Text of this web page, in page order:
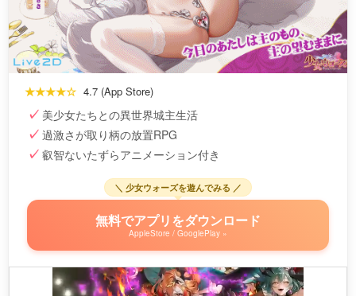
★★★★☆ 4.7 (App Store)
美少女たちとの異世界城主生活
過激さが取り柄の放置RPG
叡智ないたずらアニメーション付き
＼ 少女ウォーズを遊んでみる ／
無料でアプリをダウンロード
AppleStore / GooglePlay »